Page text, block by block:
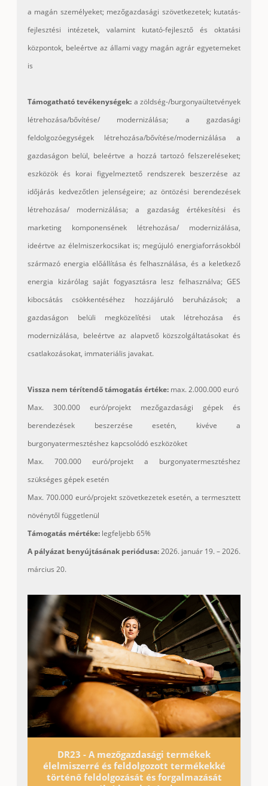
a magán személyeket; mezőgazdasági szövetkezetek; kutatás-
fejlesztési intézetek, valamint kutató-fejlesztő és oktatási
központok, beleértve az állami vagy magán agrár egyetemeket
is
Támogatható tevékenységek: a zöldség-/burgonyaültetvények
létrehozása/bővítése/ modernizálása; a gazdasági
feldolgozóegységek létrehozása/bővítése/modernizálása a
gazdaságon belül, beleértve a hozzá tartozó felszereléseket;
eszközök és korai figyelmeztető rendszerek beszerzése az
időjárás kedvezőtlen jelenségeire; az öntözési berendezések
létrehozása/ modernizálása; a gazdaság értékesítési és
marketing komponensének létrehozása/ modernizálása,
ideértve az élelmiszerkocsikat is; megújuló energiaforrásokból
származó energia előállítása és felhasználása, és a keletkező
energia kizárólag saját fogyasztásra lesz felhasználva; GES
kibocsátás csökkentéséhez hozzájáruló beruházások; a
gazdaságon belüli megközelítési utak létrehozása és
modernizálása, beleértve az alapvető közszolgáltatásokat és
csatlakozásokat, immateriális javakat.
Vissza nem térítendő támogatás értéke: max. 2.000.000 euró
Max. 300.000 euró/projekt mezőgazdasági gépek és
berendezések beszerzése esetén, kivéve a
burgonyatermesztéshez kapcsolódó eszközöket
Max. 700.000 euró/projekt a burgonyatermesztéshez
szükséges gépek esetén
Max. 700.000 euró/projekt szövetkezetek esetén, a termesztett
növénytől függetlenül
Támogatás mértéke: legfeljebb 65%
A pályázat benyújtásának periódusa:2026. január 19. – 2026.
március 20.
DR23 - A mezőgazdasági termékek
élelmiszerré és feldolgozott termékekké
történő feldolgozását és forgalmazását